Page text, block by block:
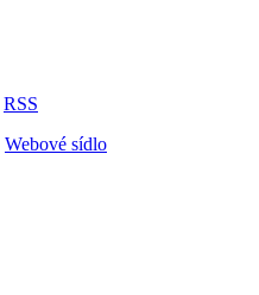
RSS
Webové sídlo